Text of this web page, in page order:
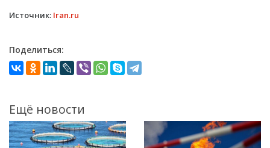
Источник: Iran.ru
Поделиться:
Ещё новости